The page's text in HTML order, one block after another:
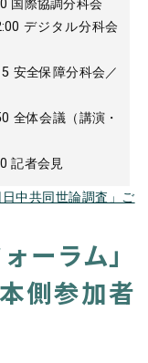
分科会
ジタル分科会
分科会／
（講演・
会見
中共同世論調査」ご
ーラム」
側参加者